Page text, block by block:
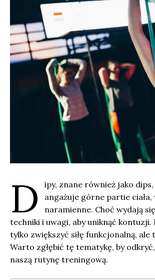
D
ipy, znane również jako
angażuje górne partie
naramienne. Choć wydają
techniki i uwagi, aby uniknąć
tylko zwiększyć siłę funkcjonalną,
Warto zgłębić tę tematykę, by
naszą rutynę treningową.